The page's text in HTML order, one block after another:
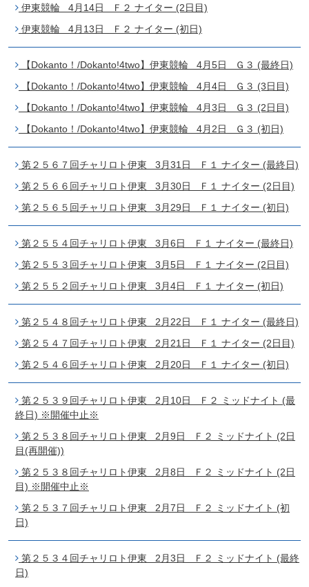
伊東競輪 4月14日 Ｆ２ ナイター (2日目)
伊東競輪 4月13日 Ｆ２ ナイター (初日)
【Dokanto！/Dokanto!4two】伊東競輪 4月5日 Ｇ３ (最終日)
【Dokanto！/Dokanto!4two】伊東競輪 4月4日 Ｇ３ (3日目)
【Dokanto！/Dokanto!4two】伊東競輪 4月3日 Ｇ３ (2日目)
【Dokanto！/Dokanto!4two】伊東競輪 4月2日 Ｇ３ (初日)
第２５６７回チャリロト伊東 3月31日 Ｆ１ ナイター (最終日)
第２５６６回チャリロト伊東 3月30日 Ｆ１ ナイター (2日目)
第２５６５回チャリロト伊東 3月29日 Ｆ１ ナイター (初日)
第２５５４回チャリロト伊東 3月6日 Ｆ１ ナイター (最終日)
第２５５３回チャリロト伊東 3月5日 Ｆ１ ナイター (2日目)
第２５５２回チャリロト伊東 3月4日 Ｆ１ ナイター (初日)
第２５４８回チャリロト伊東 2月22日 Ｆ１ ナイター (最終日)
第２５４７回チャリロト伊東 2月21日 Ｆ１ ナイター (2日目)
第２５４６回チャリロト伊東 2月20日 Ｆ１ ナイター (初日)
第２５３９回チャリロト伊東 2月10日 Ｆ２ ミッドナイト (最
終日) ※開催中止※
第２５３８回チャリロト伊東 2月9日 Ｆ２ ミッドナイト (2日
目(再開催))
第２５３８回チャリロト伊東 2月8日 Ｆ２ ミッドナイト (2日
目) ※開催中止※
第２５３７回チャリロト伊東 2月7日 Ｆ２ ミッドナイト (初
日)
第２５３４回チャリロト伊東 2月3日 Ｆ２ ミッドナイト (最終
日)